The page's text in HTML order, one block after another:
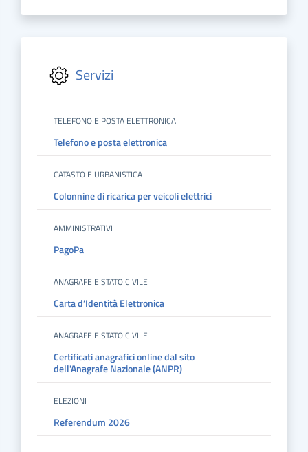
Servizi
TELEFONO E POSTA ELETTRONICA
Telefono e posta elettronica
CATASTO E URBANISTICA
Colonnine di ricarica per veicoli elettrici
AMMINISTRATIVI
PagoPa
ANAGRAFE E STATO CIVILE
Carta d’Identità Elettronica
ANAGRAFE E STATO CIVILE
Certificati anagrafici online dal sito
dell'Anagrafe Nazionale (ANPR)
ELEZIONI
Referendum 2026